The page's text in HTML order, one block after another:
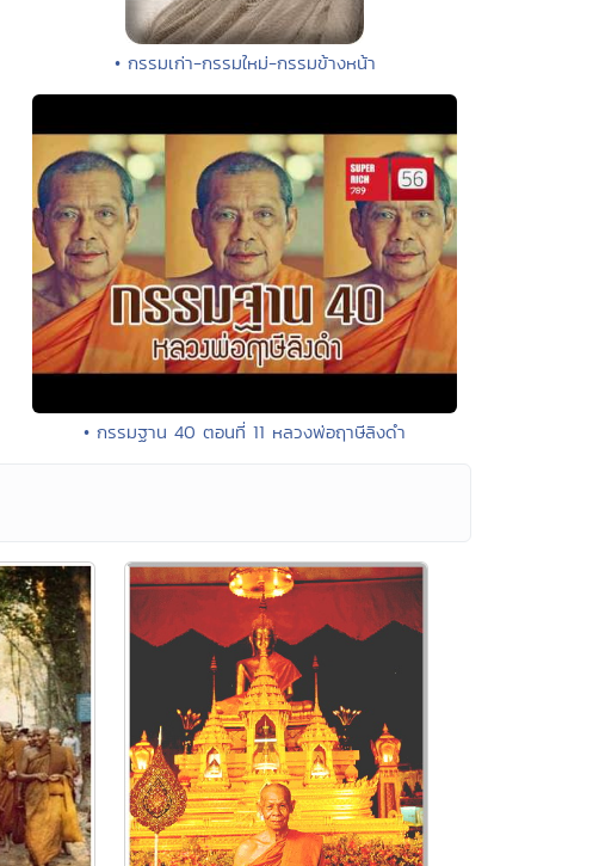
• กรรมเก่า-กรรมใหม่-กรรมข้างหน้า
• กรรมฐาน 40 ตอนที่ 11 หลวงพ่อฤาษีลิงดำ